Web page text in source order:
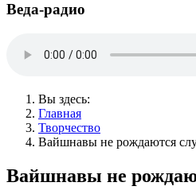
Веда-радио
Вы здесь:
Главная
Творчество
Вайшнавы не рождаются
Вайшнавы не